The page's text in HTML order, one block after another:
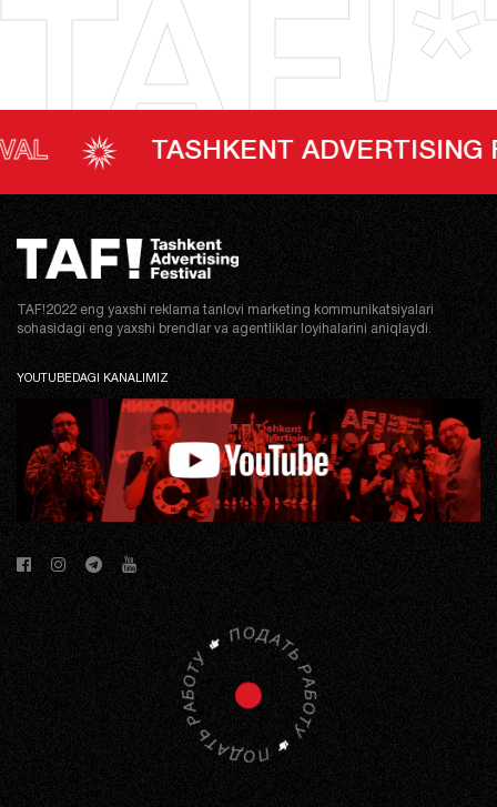
TASHKENT ADVERTISING
TAF!2022 eng yaxshi reklama tanlovi marketing kommunikatsiyalari
sohasidagi eng yaxshi brendlar va agentliklar loyihalarini aniqlaydi.
YOUTUBEDAGI KANALIMIZ